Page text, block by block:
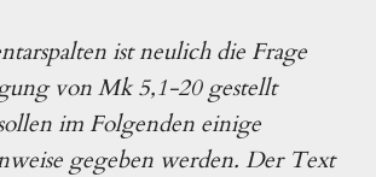
ist neulich die Frage
von Mk 5,1-20 gestellt
im Folgenden einige
gegeben werden. Der Text